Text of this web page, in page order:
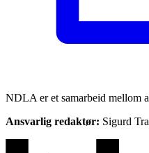
NDLA er et samarbeid mellom
Ansvarlig redaktør: Sigurd